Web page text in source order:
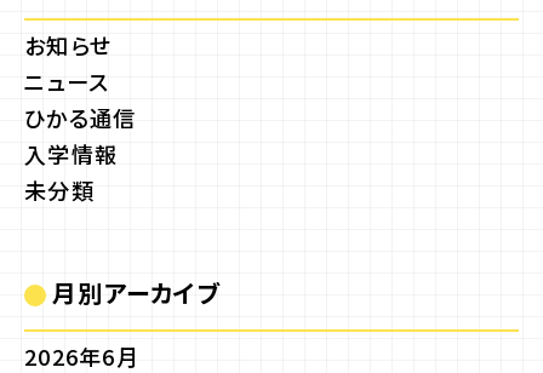
お知らせ
ニュース
ひかる通信
入学情報
未分類
月別アーカイブ
2026年6月